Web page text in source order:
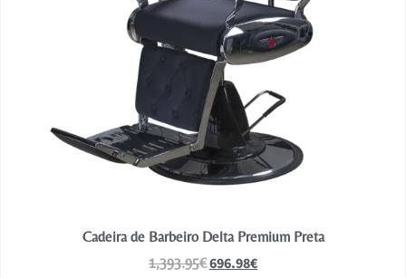
Cadeira de Barbeiro Delta Premium Preta
1,393.95€696.98€